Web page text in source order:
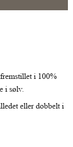
i 100%
i sølv.
eller dobbelt i